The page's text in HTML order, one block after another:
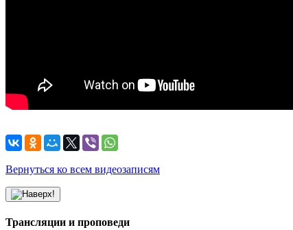
Вернуться ко всем видеозаписям
Трансляции и проповеди